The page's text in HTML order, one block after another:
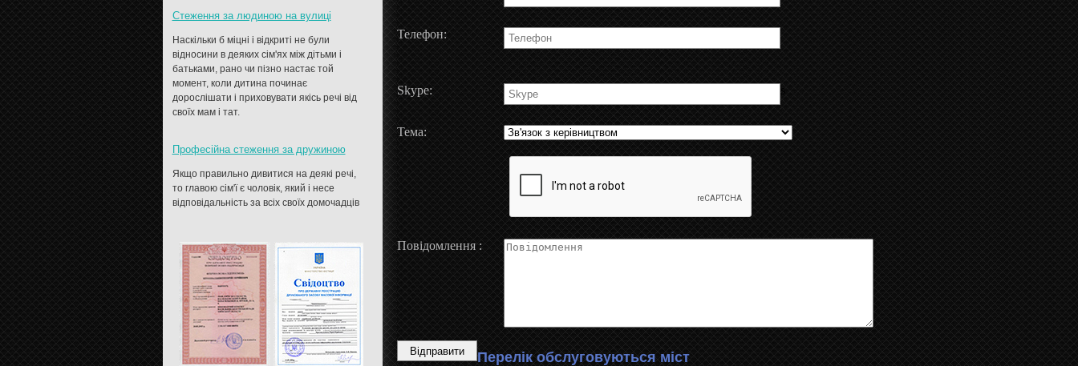
Стеження за людиною на вулиці
Наскільки б міцні і відкриті не були
відносини в деяких сім'ях між дітьми і
батьками, рано чи пізно настає той
момент, коли дитина починає
дорослішати і приховувати якісь речі від
своїх мам і тат.
Професійна стеження за дружиною
Якщо правильно дивитися на деякі речі,
то главою сім'ї є чоловік, який і несе
відповідальність за всіх своїх домочадців
Телефон:
Skype: s
Тема:
Повідомлення :
Перелік обслуговуються міст